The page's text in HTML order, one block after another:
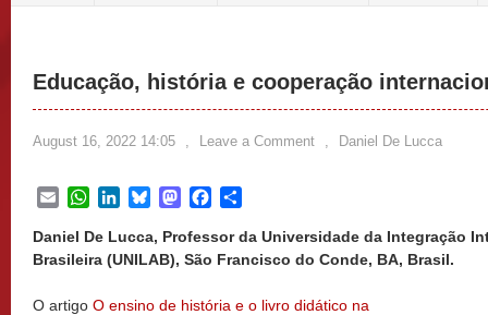
Educação, história e cooperação
August 16, 2022 14:05 , Leave a Comment , Daniel De Lucca
EmailWhatsApp
LinkedInBlueskyMastodonFacebook
Daniel De Lucca, Professor da Universidade da Integração
Brasileira (UNILAB), São Francisco do Conde, BA, Brasil.
O artigo O ensino de história e o livro didático na